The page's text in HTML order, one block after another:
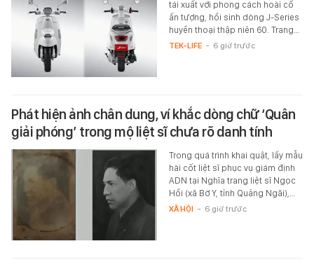
tái xuất với phong cách hoài cổ
ấn tượng, hồi sinh dòng J-Series
huyền thoại thập niên 60. Trang…
TEK-LIFE - 6 giờ trước
Phát hiện ảnh chân dung, ví khắc dòng chữ ‘Quân
giải phóng’ trong mộ liệt sĩ chưa rõ danh tính
Trong quá trình khai quật, lấy mẫu
hài cốt liệt sĩ phục vụ giám định
ADN tại Nghĩa trang liệt sĩ Ngọc
Hồi (xã Bờ Y, tỉnh Quảng Ngãi),…
XÃ HỘI - 6 giờ trước